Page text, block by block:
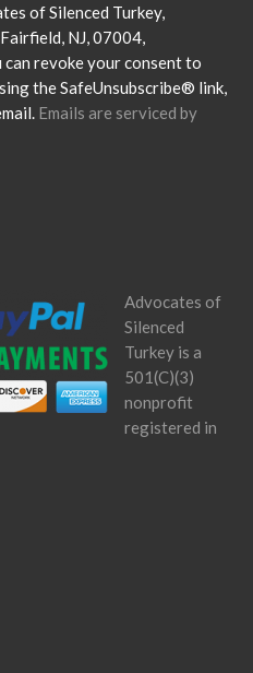
of Silenced Turkey,
NJ, 07004,
revoke your consent to
the SafeUnsubscribe® link,
Emails are serviced by
Advocates of
Silenced
Turkey is a
501(C)(3)
nonprofit
registered in